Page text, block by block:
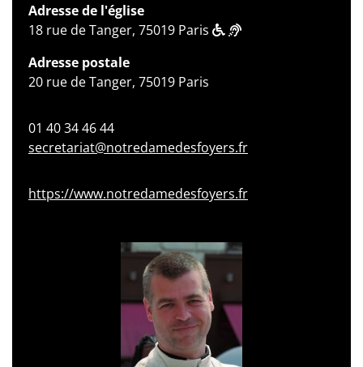
Adresse de l'église
18 rue de Tanger, 75019 Paris
Adresse postale
20 rue de Tanger, 75019 Paris
01 40 34 46 44
secretariat@notredamedesfoyers.fr
https://www.notredamedesfoyers.fr